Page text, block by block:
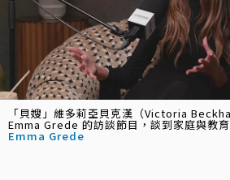
「貝嫂」維多莉亞貝克漢（Victoria
Emma Grede 的訪談節目，談到家庭與教
Emma Grede